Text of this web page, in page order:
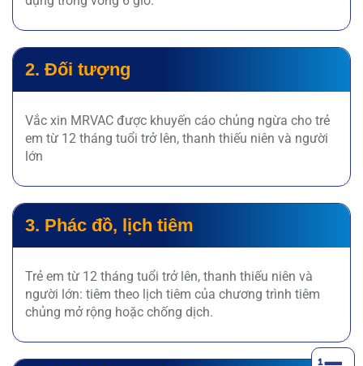
2. Đối tượng
Vắc xin MRVAC được khuyến cáo chủng ngừa cho trẻ
em từ 12 tháng tuổi trở lên, thanh thiếu niên và người
lớn
3. Phác đồ, lịch tiêm
Trẻ em từ 12 tháng tuổi trở lên, thanh thiếu niên và
người lớn: tiêm theo lịch tiêm của chương trình tiêm
chủng mở rộng hoặc chống dịch.